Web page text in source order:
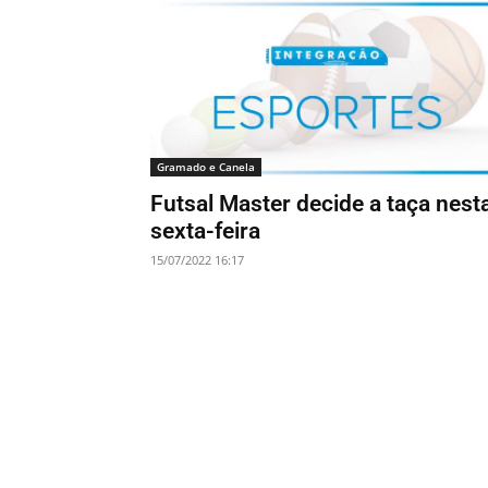
Gramado e Canela
Futsal Master decide a taça
sexta-feira
15/07/2022 16:17